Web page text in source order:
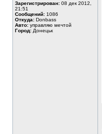
Зарегистрирован: 08 дек 2012,
21:51
Сообщений: 1086
Откуда: Donbass
Авто: управляю мечтой
Город: Донецьк